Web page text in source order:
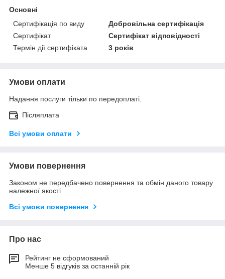
Основні
Сертифікація по виду
Добровільна сертифікація
Сертифікат
Сертифікат відповідності
Термін дії сертифіката
3 років
Умови оплати
Надання послуги тільки по передоплаті.
Післяплата
Всі умови оплати
Умови повернення
Законом не передбачено повернення та обмін даного товару
належної якості
Всі умови повернення
Про нас
Рейтинг не сформований
Менше 5 відгуків за останній рік